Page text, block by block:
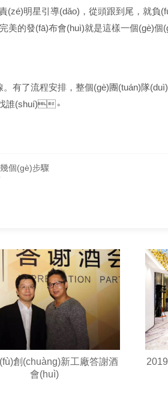
明星引導(dǎo)，從頭跟到尾，就負
的發(fā)布會(huì)就是這樣一個(gè)個
。有了流程安排，整個(gè)團(tuán)隊
找誰(shuí)。
個(gè)步驟
創(chuàng)新工廠答謝酒
會(huì)